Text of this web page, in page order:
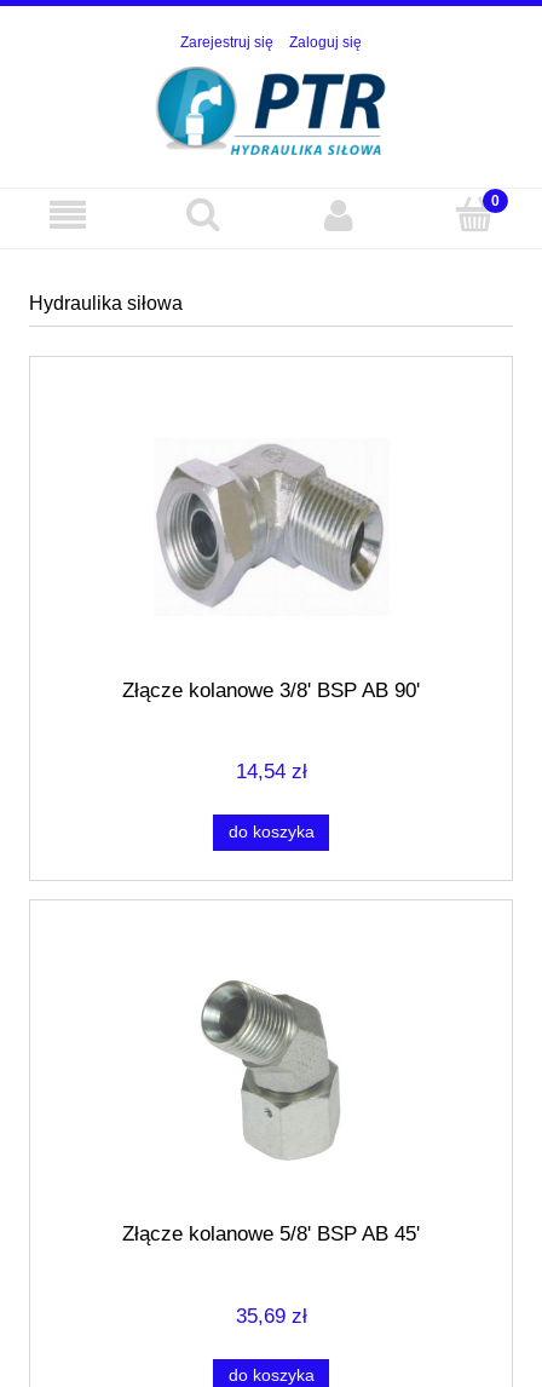
Zarejestruj się Zaloguj się
Hydraulika siłowa
Złącze kolanowe 3/8' BSP AB 90'
14,54 zł
do koszyka
Złącze kolanowe 5/8' BSP AB 45'
35,69 zł
do koszyka